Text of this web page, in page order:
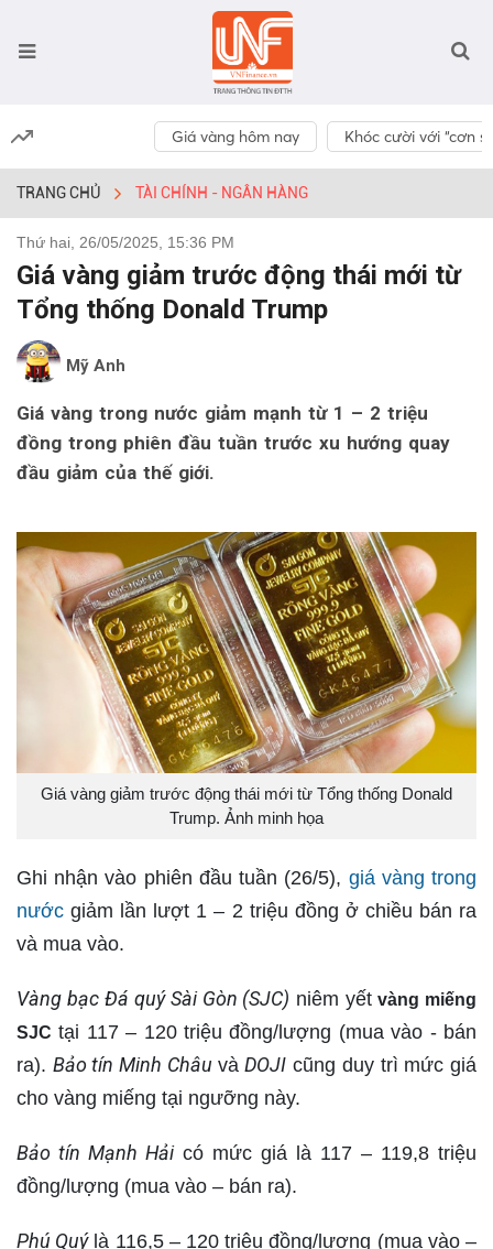
Giá vàng hôm nay Khóc cười với “cơn
TRANG CHỦ TÀI CHÍNH - NGÂN HÀNG
Thứ hai, 26/05/2025, 15:36 PM
Giá vàng giảm trước động thái mới từ
Tổng thống Donald Trump
Mỹ Anh
Giá vàng trong nước giảm mạnh từ 1 – 2 triệu
đồng trong phiên đầu tuần trước xu hướng quay
đầu giảm của thế giới.
Giá vàng giảm trước động thái mới từ Tổng thống Donald
Trump. Ảnh minh họa
Ghi nhận vào phiên đầu tuần (26/5), giá vàng trong
nước giảm lần lượt 1 – 2 triệu đồng ở chiều bán ra
và mua vào.
Vàng bạc Đá quý Sài Gòn (SJC) niêm yết vàng miếng
SJC tại 117 – 120 triệu đồng/lượng (mua vào - bán
ra). Bảo tín Minh Châu vàDOJI cũng duy trì mức giá
cho vàng miếng tại ngưỡng này.
Bảo tín Mạnh Hảicó mức giá là 117 – 119,8 triệu
đồng/lượng (mua vào – bán ra).
Phú Quýlà 116,5 – 120 triệu đồng/lượng (mua vào –